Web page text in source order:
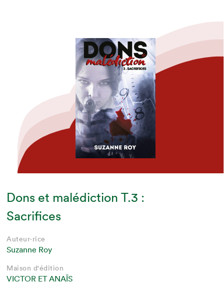
Dons et malédiction T.3 :
Sacrifices
Auteur·rice
Suzanne Roy
Maison d'édition
VICTOR ET ANAÏS